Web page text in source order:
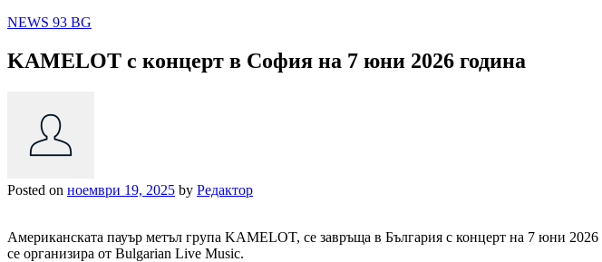
NEWS 93 BG
KAMELOT с концерт в София на 7 юни 2026 година
Posted on ноември 19, 2025 by Редактор
Американската пауър метъл група KAMELOT, се завръща в България с концерт на 7 юни
се организира от Bulgarian Live Music.